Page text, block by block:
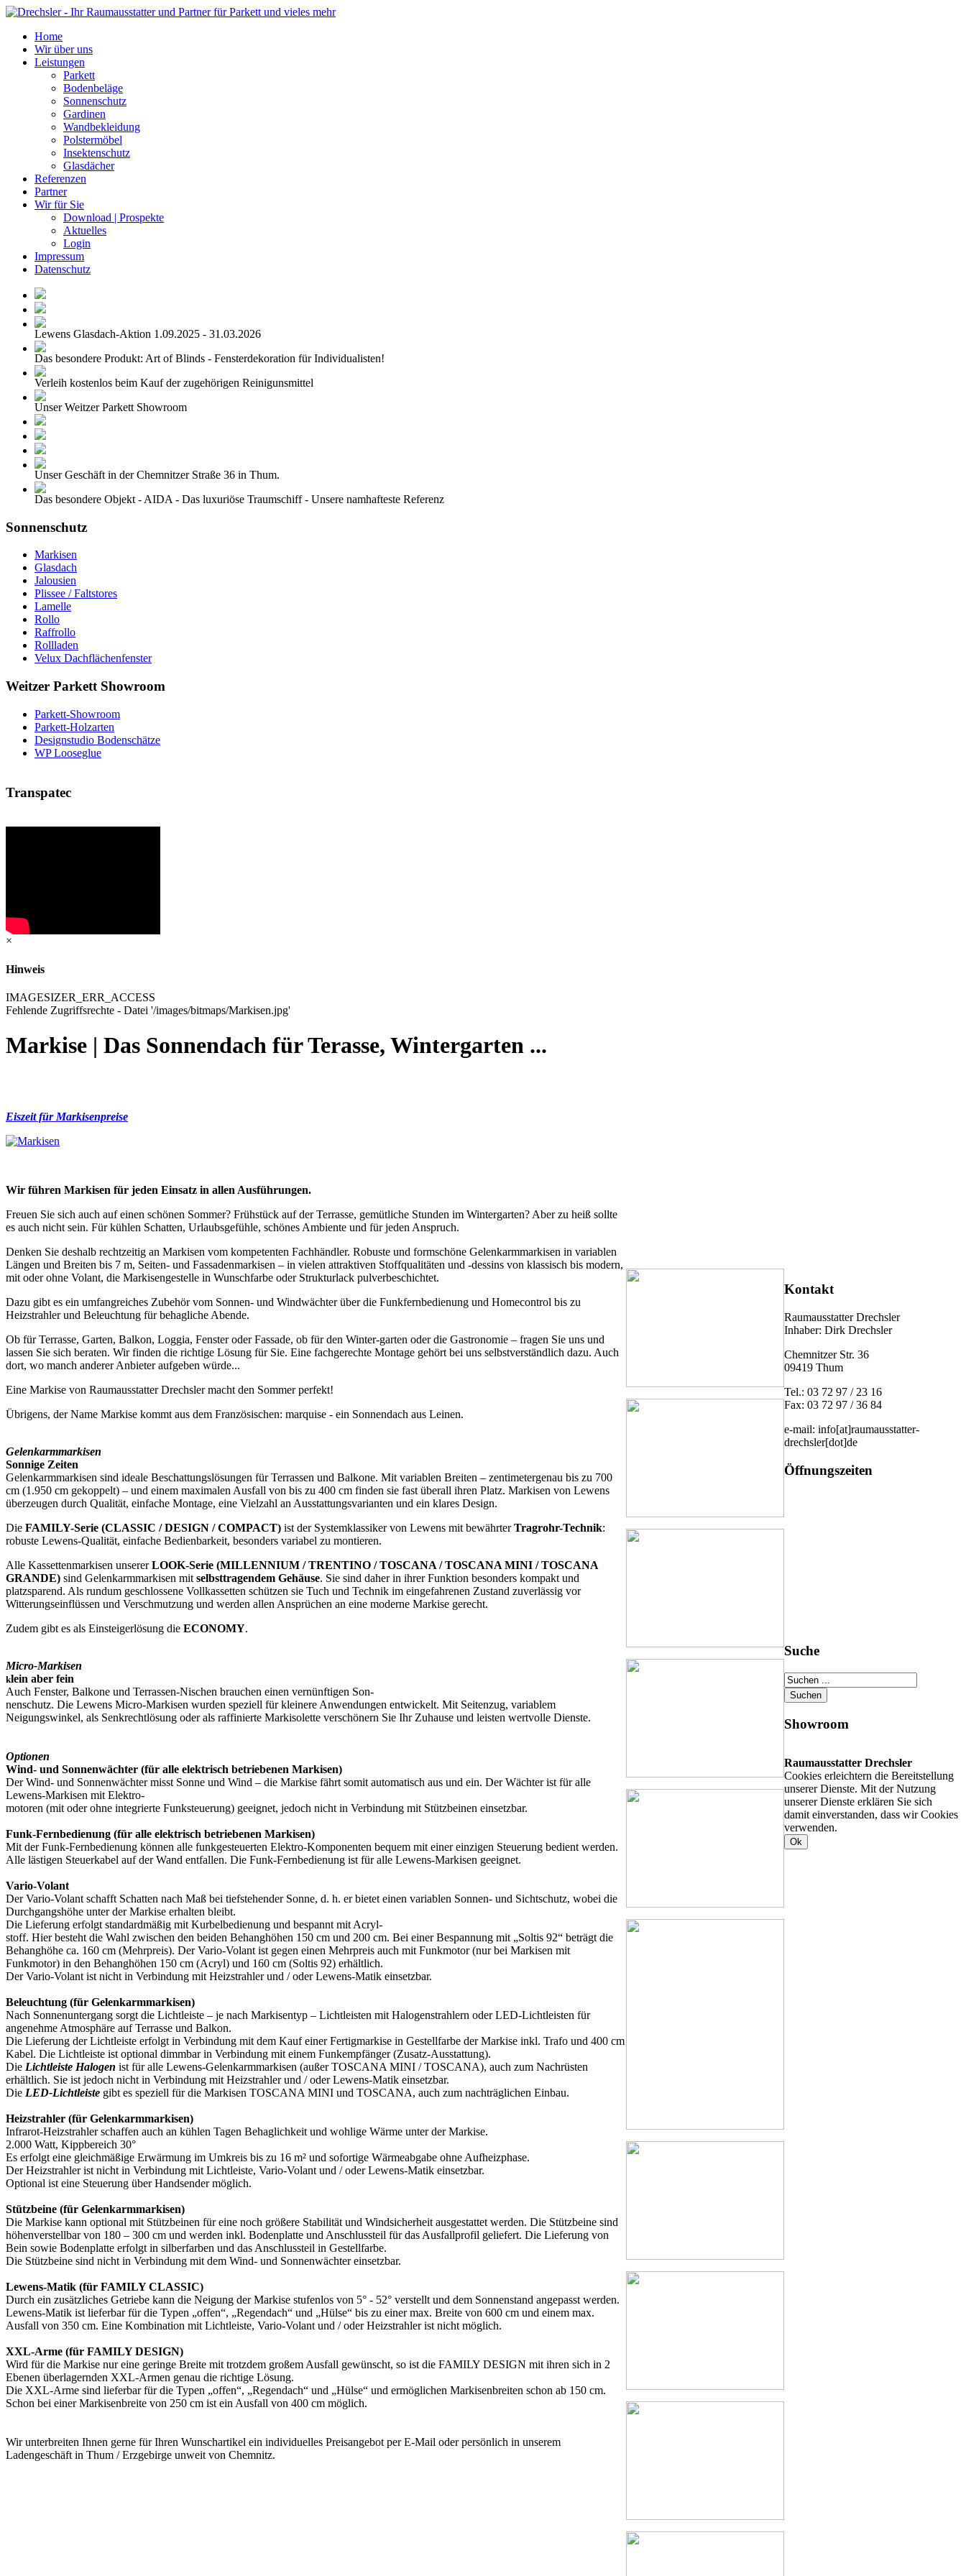
Home
Wir über uns
Leistungen
Parkett
Bodenbeläge
Sonnenschutz
Gardinen
Wandbekleidung
Polstermöbel
Insektenschutz
Glasdächer
Referenzen
Partner
Wir für Sie
Download | Prospekte
Aktuelles
Login
Impressum
Datenschutz
Lewens Glasdach-Aktion 1.09.2025 - 31.03.2026
Das besondere Produkt: Art of Blinds - Fensterdekoration für Individualisten!
Verleih kostenlos beim Kauf der zugehörigen Reinigunsmittel
Unser Weitzer Parkett Showroom
Unser Geschäft in der Chemnitzer Straße 36 in Thum.
Das besondere Objekt - AIDA - Das luxuriöse Traumschiff - Unsere namhafteste Referenz
Sonnenschutz
Markisen
Glasdach
Jalousien
Plissee / Faltstores
Lamelle
Rollo
Raffrollo
Rollladen
Velux Dachflächenfenster
Weitzer Parkett Showroom
Parkett-Showroom
Parkett-Holzarten
Designstudio Bodenschätze
WP Looseglue
Transpatec
×
Hinweis
IMAGESIZER_ERR_ACCESS
Fehlende Zugriffsrechte - Datei '/images/bitmaps/Markisen.jpg'
Markise | Das Sonnendach für Terasse, Wintergarten ...
Eiszeit für Markisenpreise
Wir führen Markisen für jeden Einsatz in allen Ausführungen.
Freuen Sie sich auch auf einen schönen Sommer? Frühstück auf der Terrasse, gemütliche Stunden im Wintergarten? Aber zu heiß sollte
es auch nicht sein. Für kühlen Schatten, Urlaubsgefühle, schönes Ambiente und für jeden Anspruch.
Denken Sie deshalb rechtzeitig an Markisen vom kompetenten Fachhändler. Robuste und formschöne Gelenkarmmarkisen in variablen
Längen und Breiten bis 7 m, Seiten- und Fassadenmarkisen – in vielen attraktiven Stoffqualitäten und -dessins von klassisch bis modern,
mit oder ohne Volant, die Markisengestelle in Wunschfarbe oder Strukturlack pulverbeschichtet.
Dazu gibt es ein umfangreiches Zubehör vom Sonnen- und Windwächter über die Funkfernbedienung und Homecontrol bis zu
Heizstrahler und Beleuchtung für behagliche Abende.
Ob für Terrasse, Garten, Balkon, Loggia, Fenster oder Fassade, ob für den Winter-garten oder die Gastronomie – fragen Sie uns und
lassen Sie sich beraten. Wir finden die richtige Lösung für Sie. Eine fachgerechte Montage gehört bei uns selbstverständlich dazu. Auch
dort, wo manch anderer Anbieter aufgeben würde...
Eine Markise von Raumausstatter Drechsler macht den Sommer perfekt!
Übrigens, der Name Markise kommt aus dem Französischen: marquise - ein Sonnendach aus Leinen.
Gelenkarmmarkisen
Sonnige Zeiten
Gelenkarmmarkisen sind ideale Beschattungslösungen für Terrassen und Balkone. Mit variablen Breiten – zentimetergenau bis zu 700
cm (1.950 cm gekoppelt) – und einem maximalen Ausfall von bis zu 400 cm finden sie fast überall ihren Platz. Markisen von Lewens
überzeugen durch Qualität, einfache Montage, eine Vielzahl an Ausstattungsvarianten und ein klares Design.
Die FAMILY-Serie (CLASSIC / DESIGN / COMPACT) ist der Systemklassiker von Lewens mit bewährterTragrohr-Technik:
robuste Lewens-Qualität, einfache Bedienbarkeit, besonders variabel zu montieren.
Alle Kassettenmarkisen unsererLOOK-Serie (MILLENNIUM / TRENTINO / TOSCANA / TOSCANA MINI / TOSCANA
GRANDE) sind Gelenkarmmarkisen mit selbsttragendem Gehäuse. Sie sind daher in ihrer Funktion besonders kompakt und
platzsparend. Als rundum geschlossene Vollkassetten schützen sie Tuch und Technik im eingefahrenen Zustand zuverlässig vor
Witterungseinflüssen und Verschmutzung und werden allen Ansprüchen an eine moderne Markise gerecht.
Zudem gibt es als Einsteigerlösung die ECONOMY.
Micro-Markisen
klein aber fein
Auch Fenster, Balkone und Terrassen-Nischen brauchen einen vernünftigen Son-
nenschutz. Die Lewens Micro-Markisen wurden speziell für kleinere Anwendungen entwickelt. Mit Seitenzug, variablem
Neigungswinkel, als Senkrechtlösung oder als raffinierte Markisolette verschönern Sie Ihr Zuhause und leisten wertvolle Dienste.
Optionen
Wind- und Sonnenwächter (für alle elektrisch betriebenen Markisen)
Der Wind- und Sonnenwächter misst Sonne und Wind – die Markise fährt somit automatisch aus und ein. Der Wächter ist für alle
Lewens-Markisen mit Elektro-
motoren (mit oder ohne integrierte Funksteuerung) geeignet, jedoch nicht in Verbindung mit Stützbeinen einsetzbar.
Funk-Fernbedienung (für alle elektrisch betriebenen Markisen)
Mit der Funk-Fernbedienung können alle funkgesteuerten Elektro-Komponenten bequem mit einer einzigen Steuerung bedient werden.
Alle lästigen Steuerkabel auf der Wand entfallen. Die Funk-Fernbedienung ist für alle Lewens-Markisen geeignet.
Vario-Volant
Der Vario-Volant schafft Schatten nach Maß bei tiefstehender Sonne, d. h. er bietet einen variablen Sonnen- und Sichtschutz, wobei die
Durchgangshöhe unter der Markise erhalten bleibt.
Die Lieferung erfolgt standardmäßig mit Kurbelbedienung und bespannt mit Acryl-
stoff. Hier besteht die Wahl zwischen den beiden Behanghöhen 150 cm und 200 cm. Bei einer Bespannung mit „Soltis 92“ beträgt die
Behanghöhe ca. 160 cm (Mehrpreis). Der Vario-Volant ist gegen einen Mehrpreis auch mit Funkmotor (nur bei Markisen mit
Funkmotor) in den Behanghöhen 150 cm (Acryl) und 160 cm (Soltis 92) erhältlich.
Der Vario-Volant ist nicht in Verbindung mit Heizstrahler und / oder Lewens-Matik einsetzbar.
Beleuchtung (für Gelenkarmmarkisen)
Nach Sonnenuntergang sorgt die Lichtleiste – je nach Markisentyp – Lichtleisten mit Halogenstrahlern oder LED-Lichtleisten für
angenehme Atmosphäre auf Terrasse und Balkon.
Die Lieferung der Lichtleiste erfolgt in Verbindung mit dem Kauf einer Fertigmarkise in Gestellfarbe der Markise inkl. Trafo und 400 cm
Kabel. Die Lichtleiste ist optional dimmbar in Verbindung mit einem Funkempfänger (Zusatz-Ausstattung).
Die Lichtleiste Halogen ist für alle Lewens-Gelenkarmmarkisen (außer TOSCANA MINI / TOSCANA), auch zum Nachrüsten
erhältlich. Sie ist jedoch nicht in Verbindung mit Heizstrahler und / oder Lewens-Matik einsetzbar.
Die LED-Lichtleiste gibt es speziell für die Markisen TOSCANA MINI und TOSCANA, auch zum nachträglichen Einbau.
Heizstrahler (für Gelenkarmmarkisen)
Infrarot-Heizstrahler schaffen auch an kühlen Tagen Behaglichkeit und wohlige Wärme unter der Markise.
2.000 Watt, Kippbereich 30°
Es erfolgt eine gleichmäßige Erwärmung im Umkreis bis zu 16 m² und sofortige Wärmeabgabe ohne Aufheizphase.
Der Heizstrahler ist nicht in Verbindung mit Lichtleiste, Vario-Volant und / oder Lewens-Matik einsetzbar.
Optional ist eine Steuerung über Handsender möglich.
Stützbeine (für Gelenkarmmarkisen)
Die Markise kann optional mit Stützbeinen für eine noch größere Stabilität und Windsicherheit ausgestattet werden. Die Stützbeine sind
höhenverstellbar von 180 – 300 cm und werden inkl. Bodenplatte und Anschlussteil für das Ausfallprofil geliefert. Die Lieferung von
Bein sowie Bodenplatte erfolgt in silberfarben und das Anschlussteil in Gestellfarbe.
Die Stützbeine sind nicht in Verbindung mit dem Wind- und Sonnenwächter einsetzbar.
Lewens-Matik (für FAMILY CLASSIC)
Durch ein zusätzliches Getriebe kann die Neigung der Markise stufenlos von 5° - 52° verstellt und dem Sonnenstand angepasst werden.
Lewens-Matik ist lieferbar für die Typen „offen“, „Regendach“ und „Hülse“ bis zu einer max. Breite von 600 cm und einem max.
Ausfall von 350 cm. Eine Kombination mit Lichtleiste, Vario-Volant und / oder Heizstrahler ist nicht möglich.
XXL-Arme (für FAMILY DESIGN)
Wird für die Markise nur eine geringe Breite mit trotzdem großem Ausfall gewünscht, so ist die FAMILY DESIGN mit ihren sich in 2
Ebenen überlagernden XXL-Armen genau die richtige Lösung.
Die XXL-Arme sind lieferbar für die Typen „offen“, „Regendach“ und „Hülse“ und ermöglichen Markisenbreiten schon ab 150 cm.
Schon bei einer Markisenbreite von 250 cm ist ein Ausfall von 400 cm möglich.
Wir unterbreiten Ihnen gerne für Ihren Wunschartikel ein individuelles Preisangebot per E-Mail oder persönlich in unserem
Ladengeschäft in Thum / Erzgebirge unweit von Chemnitz.
Kontakt
Raumausstatter Drechsler
Inhaber: Dirk Drechsler
Chemnitzer Str. 36
09419 Thum
Tel.: 03 72 97 / 23 16
Fax: 03 72 97 / 36 84
e-mail: info[at]raumausstatter-
drechsler[dot]de
Öffnungszeiten
Suche
Showroom
Raumausstatter Drechsler
Cookies erleichtern die Bereitstellung
unserer Dienste. Mit der Nutzung
unserer Dienste erklären Sie sich
damit einverstanden, dass wir Cookies
verwenden.
Ok